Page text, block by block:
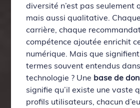
diversité n’est pas seulement
mais aussi qualitative.
carrière, chaque
compétence ajoutée enrichit
numérique. Mais que
termes souvent entendus
technologie ? Une base de
signifie qu’il existe une vaste
profils utilisateurs, chacun